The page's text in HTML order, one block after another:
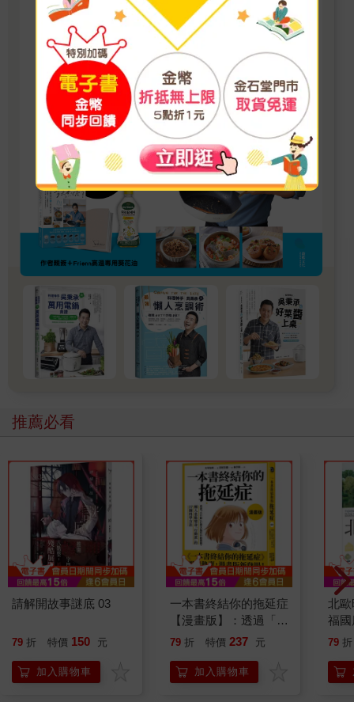
推薦必看
請解開故事謎底 03
79 折 特價 150 元
加入購物車
一本書終結你的拖延症
【漫畫版】：透過「小
行動」打開大腦的行動
「行動派」的37個科
學方法
79 折 特價 237 元
加入購物車
北
福
79 折